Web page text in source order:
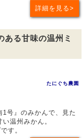
詳細を見る
る甘味の温州ミ
たにぐち農園
号』のみかんで、見た
温州みかん。
す。